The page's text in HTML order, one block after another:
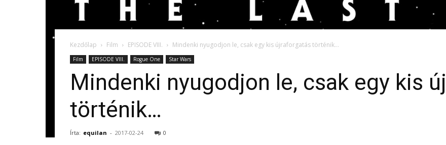
Kezdőlap Film EPISODE VIII. Mindenki nyugodjon le, csak egy kis újraforgatás történik…
Film EPISODE VIII. Rogue One Star Wars
Mindenki nyugodjon le, csak egy kis
történik…
Írta: equilan - 2017-02-24 0